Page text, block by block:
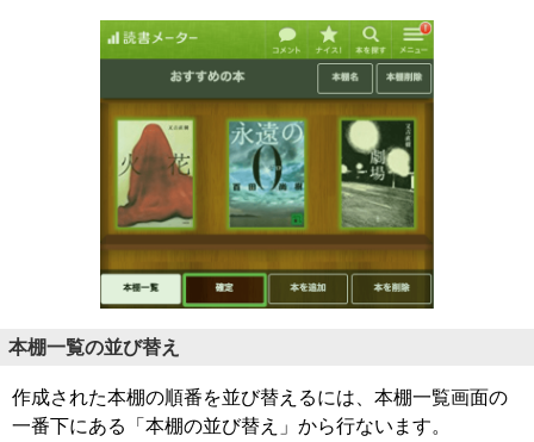
本棚一覧の並び替え
作成された本棚の順番を並び替えるには、本棚一覧画面の
一番下にある「本棚の並び替え」から行ないます。